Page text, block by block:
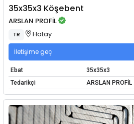
35x35x3 Köşebent
ARSLAN PROFİL
TR Hatay
İletişime geç
Ebat
35x35x3
Tedarikçi
ARSLAN PROFİL